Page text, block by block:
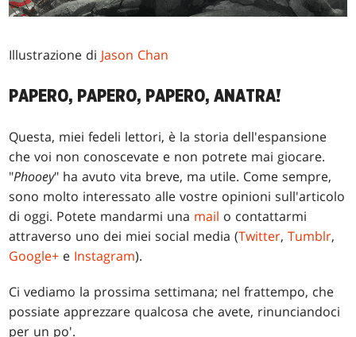
Illustrazione di Jason Chan
PAPERO, PAPERO, PAPERO, ANATRA!
Questa, miei fedeli lettori, è la storia dell'espansione
che voi non conoscevate e non potrete mai giocare.
"Phooey" ha avuto vita breve, ma utile. Come sempre,
sono molto interessato alle vostre opinioni sull'articolo
di oggi. Potete mandarmi una mail o contattarmi
attraverso uno dei miei social media (Twitter,Tumblr,
Google+ e Instagram).
Ci vediamo la prossima settimana; nel frattempo, che
possiate apprezzare qualcosa che avete, rinunciandoci
per un po'.